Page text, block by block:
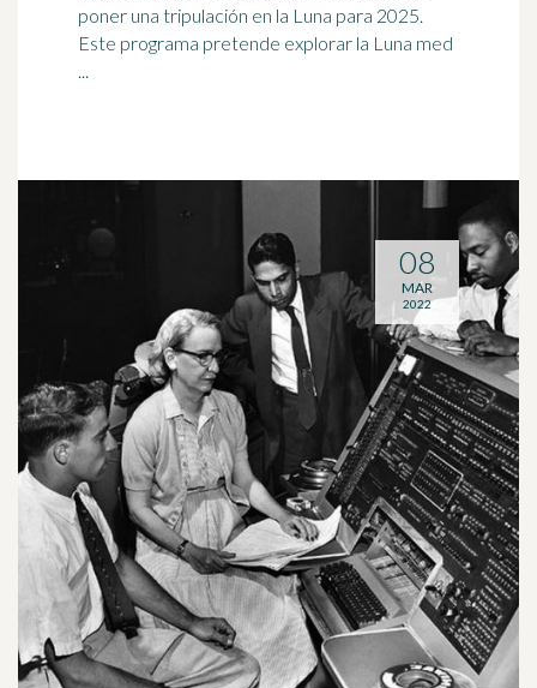
poner una tripulación en la Luna para 2025.
Este programa pretende explorar la Luna med
...
08
MAR
2022